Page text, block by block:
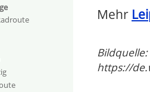
Mehr
https://